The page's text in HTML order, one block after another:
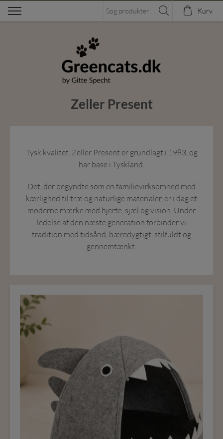
Kurv
Zeller Present
Tysk kvalitet. Zeller Present er grundlagt i 1983, og
har base i Tyskland.
Det, der begyndte som en familievirksomhed med
kærlighed til træ og naturlige materialer, er i dag et
moderne mærke med hjerte, sjæl og vision. Under
ledelse af den næste generation forbinder vi
tradition med tidsånd, bæredygtigt, stilfuldt og
gennemtænkt.